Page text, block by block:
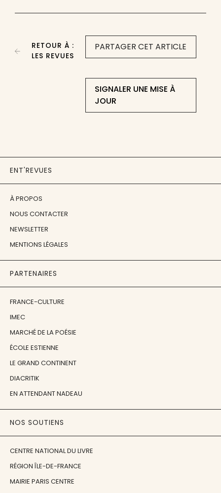
PARTAGER CET ARTICLE
SIGNALER UNE MISE À
JOUR
RETOUR À :
LES REVUES
ENT'REVUES
À PROPOS
NOUS CONTACTER
NEWSLETTER
MENTIONS LÉGALES
PARTENAIRES
FRANCE-CULTURE
IMEC
MARCHÉ DE LA POÉSIE
ÉCOLE ESTIENNE
LE GRAND CONTINENT
DIACRITIK
EN ATTENDANT NADEAU
NOS SOUTIENS
CENTRE NATIONAL DU LIVRE
RÉGION ÎLE-DE-FRANCE
MAIRIE PARIS CENTRE